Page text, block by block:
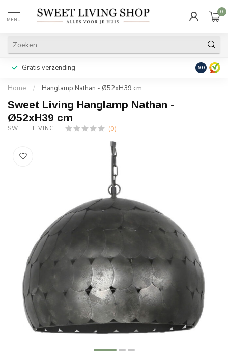
MENU
0
Gratis verzending Achteraf
9.0
Home / Hanglamp Nathan - Ø52xH39 cm
Sweet Living Hanglamp Nathan -
Ø52xH39 cm
SWEET LIVING (0)